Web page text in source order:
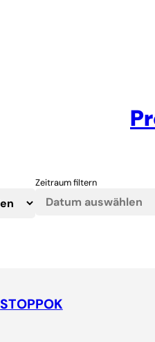
Zeitraum filtern
STOPPOK